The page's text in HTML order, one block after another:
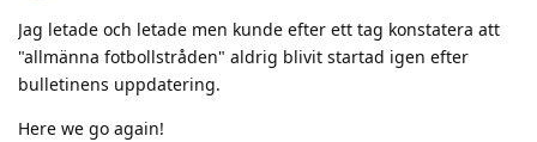
Jag letade och letade men kunde efter ett tag konstatera att
"allmänna fotbollstråden" aldrig blivit startad igen efter
bulletinens uppdatering.
Here we go again!